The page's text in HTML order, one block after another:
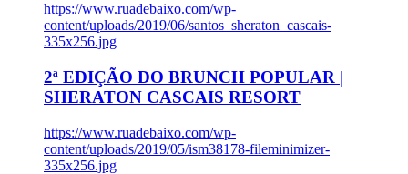
https://www.ruadebaixo.com/wp-
content/uploads/2019/06/santos_sheraton_cascais-
335x256.jpg
2ª EDIÇÃO DO BRUNCH POPULAR |
SHERATON CASCAIS RESORT
https://www.ruadebaixo.com/wp-
content/uploads/2019/05/ism38178-fileminimizer-
335x256.jpg